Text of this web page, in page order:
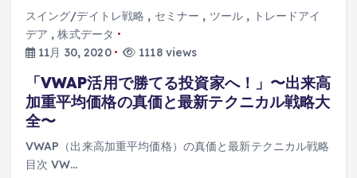
スイング/デイトレ戦略 , セミナー , ツール , トレードアイ
デア ,株式データ
11月 30, 2020
1118 views
「VWAP活用で勝てる投資家へ！」〜出来高
加重平均価格の真価と最新テクニカル戦略大
全〜
VWAP（出来高加重平均価格）の真価と最新テクニカル戦略
目次 VW…